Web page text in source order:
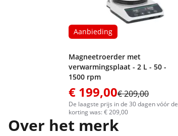
Aanbieding
Magneetroerder met
verwarmingsplaat - 2 L - 50 -
1500 rpm
€ 199,00€ 209,00
De laagste prijs in de 30 dagen vóór de
korting was: € 209,00
Over het merk